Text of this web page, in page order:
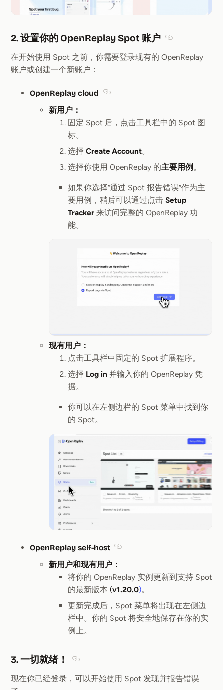
2. 设置你的 OpenReplay Spot 账户
在开始使用 Spot 之前，你需要登录现有的 OpenReplay
账户或创建一个新账户：
OpenReplay cloud
新用户：
固定 Spot 后，点击工具栏中的 Spot 图
标。
选择 Create Account。
选择你使用 OpenReplay 的主要用例 。
如果你选择“通过 Spot 报告错误”作为主
要用例，稍后可以通过点击 Setup
Tracker 来访问完整的 OpenReplay 功
能。
现有用户：
点击工具栏中固定的 Spot 扩展程序。
选择 Log in 并输入你的 OpenReplay 凭
据。
你可以在左侧边栏的 Spot 菜单中找到你
的 Spot。
OpenReplay self-host
新用户和现有用户：
将你的 OpenReplay 实例更新到支持 Spot
的最新版本 (v1.20.0)。
更新完成后，Spot 菜单将出现在左侧边
栏中。你的 Spot 将安全地保存在你的实
例上。
3. 一切就绪！
现在你已经登录，可以开始使用 Spot 发现并报告错误